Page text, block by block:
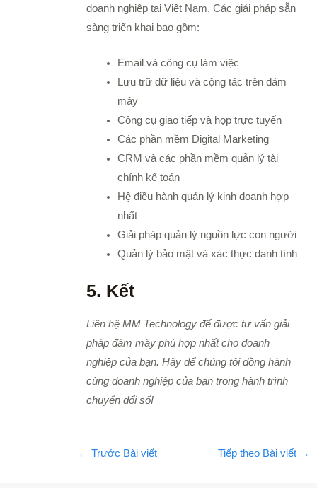
doanh nghiệp tại Việt Nam. Các giải pháp sẵn
sàng triển khai bao gồm:
Email và công cụ làm việc
Lưu trữ dữ liệu và cộng tác trên đám
mây
Công cụ giao tiếp và họp trực tuyến
Các phần mềm Digital Marketing
CRM và các phần mềm quản lý tài
chính kế toán
Hệ điều hành quản lý kinh doanh hợp
nhất
Giải pháp quản lý nguồn lực con người
Quản lý bảo mật và xác thực danh tính
5. Kết
Liên hệ MM Technology để được tư vấn giải
pháp đám mây phù hợp nhất cho doanh
nghiệp của bạn.Hãy để chúng tôi đồng hành
cùng doanh nghiệp của bạn trong hành trình
chuyển đổi số!
← Trước Bài viết Tiếp theo Bài viết →